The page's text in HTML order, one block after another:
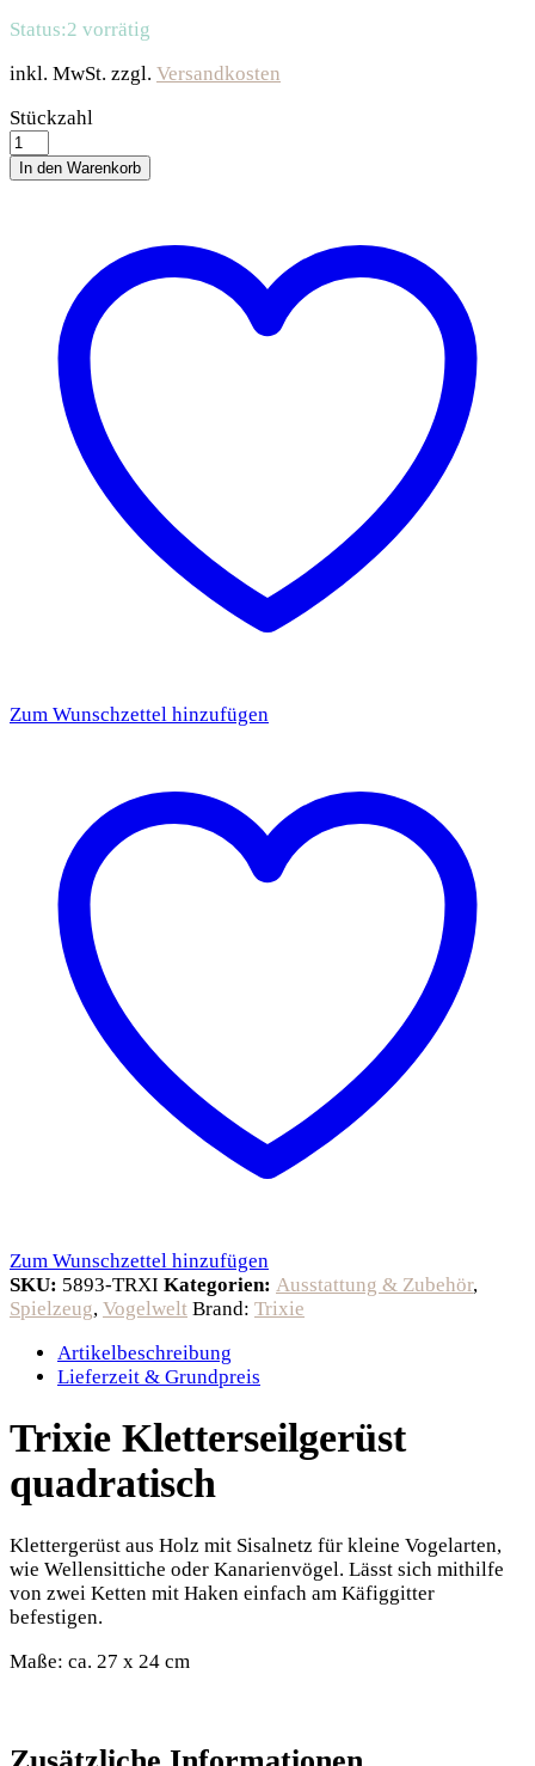
Status:2 vorrätig
inkl. MwSt. zzgl. Versandkosten
Trixie
Kletterseilgerüst
quadratisch
quantity
Stückzahl
In den Warenkorb
Zum Wunschzettel hinzufügen
Zum Wunschzettel hinzufügen
SKU: 5893-TRXI Kategorien: Ausstattung & Zubehör,
Spielzeug, Vogelwelt Brand: Trixie
Artikelbeschreibung
Lieferzeit & Grundpreis
Trixie Kletterseilgerüst
quadratisch
Klettergerüst aus Holz mit Sisalnetz für kleine Vogelarten,
wie Wellensittiche oder Kanarienvögel. Lässt sich mithilfe
von zwei Ketten mit Haken einfach am Käfiggitter
befestigen.
Maße: ca. 27 x 24 cm